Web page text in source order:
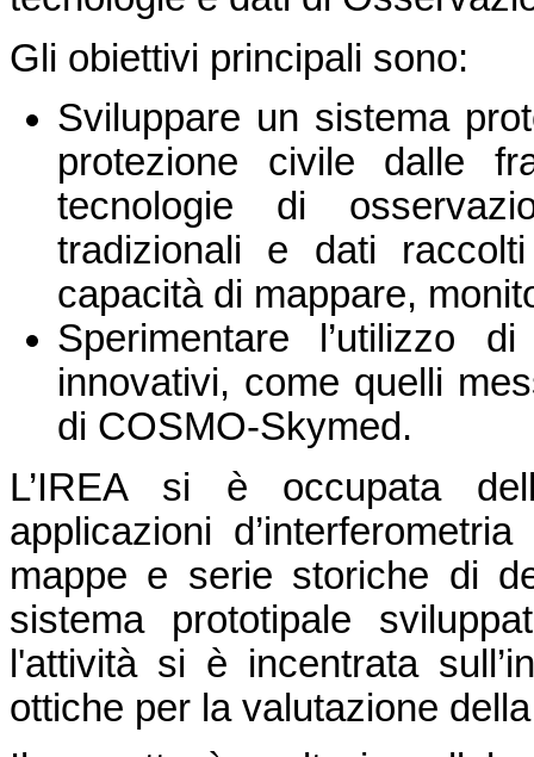
Gli obiettivi principali sono:
Sviluppare un sistema
protezione civile dalle
tecnologie di
tradizionali e dati
capacità di mappare,
Sperimentare l’utilizzo
innovativi, come quelli
di COSMO-Skymed.
L’IREA si è occupata
applicazioni
mappe e serie storiche di
sistema prototipale
l'attività si è incentrata
ottiche per la valutazione